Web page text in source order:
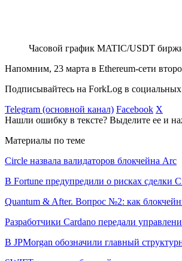
Часовой график MATIC/USDT
Напомним, 23 марта в Ethereum-сети
Подписывайтесь на ForkLog в социальных
Telegram (основной канал) Facebook X
Нашли ошибку в тексте? Выделите ее и
Материалы по теме
Circle назвала валидаторов блокчейна Arc
В Fortune предупредили о рисках сделки
Quantum & After. Вопрос №2: как
Разработчики Cardano передали
В JPMorgan обозначили главный